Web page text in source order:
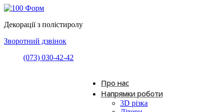
Декорації з полістиролу
Зворотний дзвінок
(073) 030-42-42
Про нас
Напрямки роботи
3D різка